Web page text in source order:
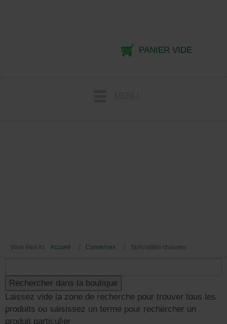
PANIER VIDE
Vous êtes ici : Accueil Conserves Spécialités chaudes
Laissez vide la zone de recherche pour trouver tous les
produits ou saisissez un terme pour rechercher un
produit particulier